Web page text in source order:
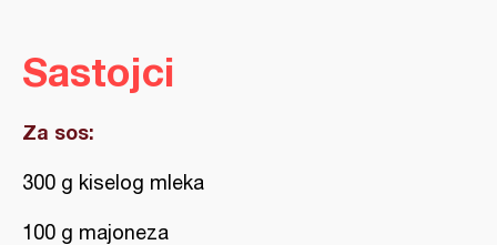
Sastojci
Za sos:
300 g kiselog mleka
100 g majoneza